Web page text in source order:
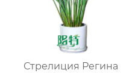
Стрелиция Регина